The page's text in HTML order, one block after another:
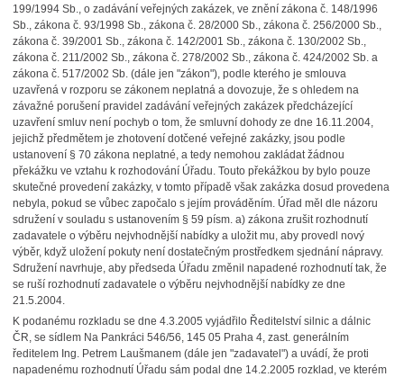
199/1994 Sb., o zadávání veřejných zakázek, ve znění zákona č. 148/1996
Sb., zákona č. 93/1998 Sb., zákona č. 28/2000 Sb., zákona č. 256/2000 Sb.,
zákona č. 39/2001 Sb., zákona č. 142/2001 Sb., zákona č. 130/2002 Sb.,
zákona č. 211/2002 Sb., zákona č. 278/2002 Sb., zákona č. 424/2002 Sb. a
zákona č. 517/2002 Sb. (dále jen "zákon"), podle kterého je smlouva
uzavřená v rozporu se zákonem neplatná a dovozuje, že s ohledem na
závažné porušení pravidel zadávání veřejných zakázek předcházející
uzavření smluv není pochyb o tom, že smluvní dohody ze dne 16.11.2004,
jejichž předmětem je zhotovení dotčené veřejné zakázky, jsou podle
ustanovení § 70 zákona neplatné, a tedy nemohou zakládat žádnou
překážku ve vztahu k rozhodování Úřadu. Touto překážkou by bylo pouze
skutečné provedení zakázky, v tomto případě však zakázka dosud provedena
nebyla, pokud se vůbec započalo s jejím prováděním. Úřad měl dle názoru
sdružení v souladu s ustanovením § 59 písm. a) zákona zrušit rozhodnutí
zadavatele o výběru nejvhodnější nabídky a uložit mu, aby provedl nový
výběr, když uložení pokuty není dostatečným prostředkem sjednání nápravy.
Sdružení navrhuje, aby předseda Úřadu změnil napadené rozhodnutí tak, že
se ruší rozhodnutí zadavatele o výběru nejvhodnější nabídky ze dne
21.5.2004.
K podanému rozkladu se dne 4.3.2005 vyjádřilo Ředitelství silnic a dálnic
ČR, se sídlem Na Pankráci 546/56, 145 05 Praha 4, zast. generálním
ředitelem Ing. Petrem Laušmanem (dále jen "zadavatel") a uvádí, že proti
napadenému rozhodnutí Úřadu sám podal dne 14.2.2005 rozklad, ve kterém